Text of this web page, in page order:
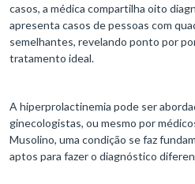
casos, a médica compartilha oito
apresenta casos de pessoas com
semelhantes, revelando ponto por
tratamento ideal.
A hiperprolactinemia pode ser
ginecologistas, ou mesmo por
Musolino, uma condição se faz
aptos para fazer o diagnóstico